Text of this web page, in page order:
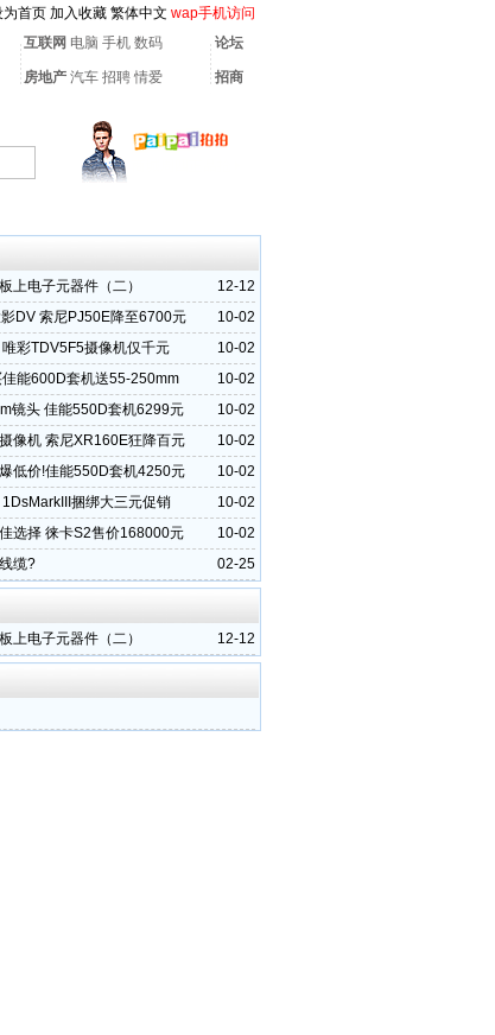
为首页 加入收藏 繁体中文 wap手机访问
互联网 电脑 手机 数码 论坛
房地产 汽车 招聘 情爱 招商
12-12
上电子元器件（二）
10-02
DV 索尼PJ50E降至6700元
10-02
彩TDV5F5摄像机仅千元
10-02
能600D套机送55-250mm
10-02
镜头 佳能550D套机6299元
10-02
像机 索尼XR160E狂降百元
10-02
低价!佳能550D套机4250元
10-02
捆绑大三元促销
10-02
选择 徕卡S2售价168000元
02-25
缆?
12-12
上电子元器件（二）